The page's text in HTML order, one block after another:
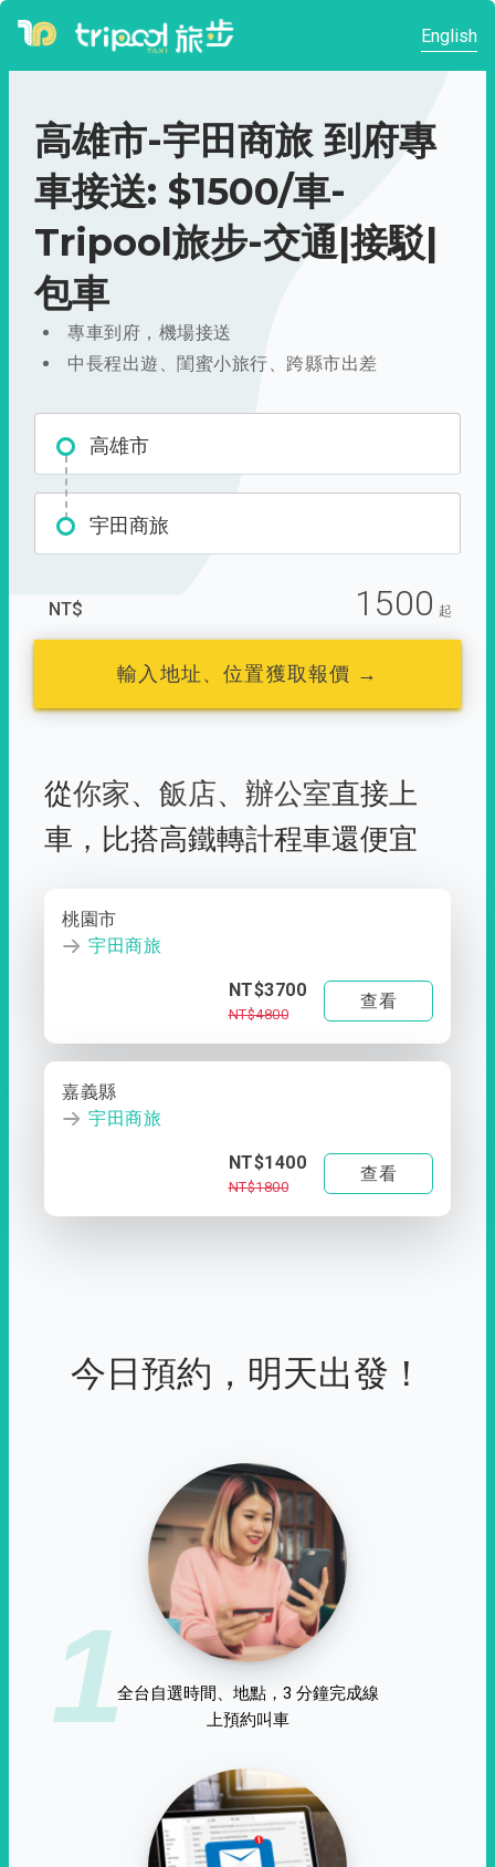
English
高雄市-宇田商旅 到府專
車接送: $1500/車-
Tripool旅步-交通|接駁|
包車
專車到府，機場接送
中長程出遊、閨蜜小旅行、跨縣市出差
高雄市
宇田商旅
NT$ 1500 起
輸入地址、位置獲取報價 →
從你家、 飯店、 辦公室直接上
車， 比搭高鐵轉計程車還便宜
桃園市
宇田商旅
NT$3700
NT$4800
查看
嘉義縣
宇田商旅
NT$1400
NT$1800
查看
今日預約，明天出發！
1全台自選時間、地點，3 分鐘完成線
上預約叫車